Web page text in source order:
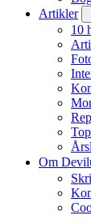
Artikler
10
Om